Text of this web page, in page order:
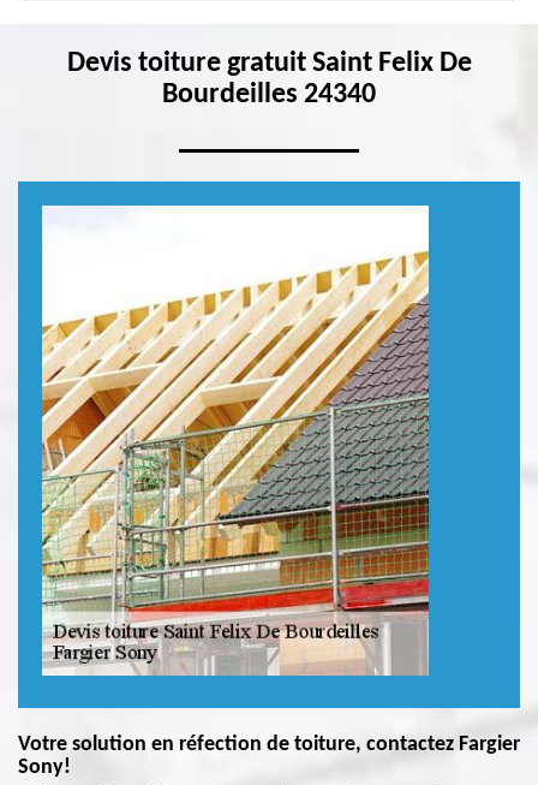
Devis toiture gratuit Saint Felix De
Bourdeilles 24340
Votre solution en réfection de toiture, contactez Fargier
Sony!